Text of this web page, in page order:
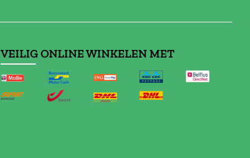
VEILIG ONLINE WINKELEN MET